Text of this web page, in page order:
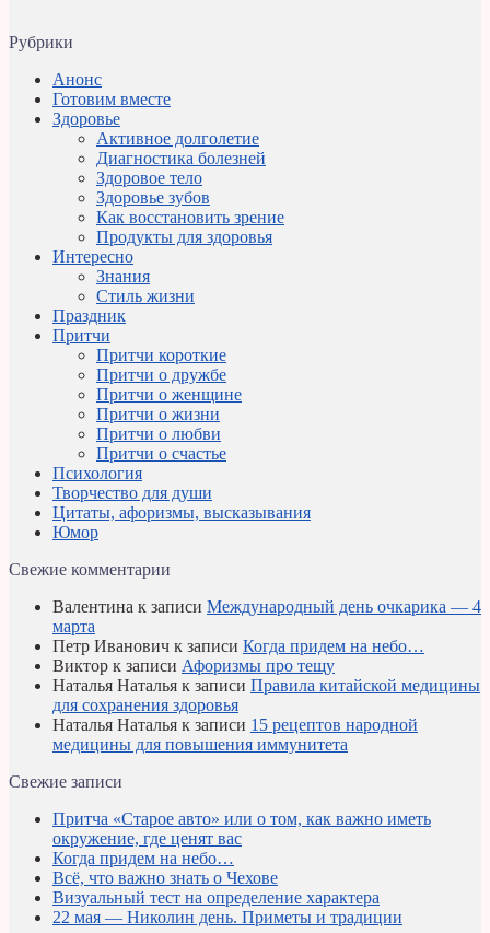
Рубрики
Анонс
Готовим вместе
Здоровье
Активное долголетие
Диагностика болезней
Здоровое тело
Здоровье зубов
Как восстановить зрение
Продукты для здоровья
Интересно
Знания
Стиль жизни
Праздник
Притчи
Притчи короткие
Притчи о дружбе
Притчи о женщине
Притчи о жизни
Притчи о любви
Притчи о счастье
Психология
Творчество для души
Цитаты, афоризмы, высказывания
Юмор
Свежие комментарии
Валентина к записи Международный день очкарика — 4
марта
Петр Иванович к записи Когда придем на небо…
Виктор к записи Афоризмы про тещу
Наталья Наталья к записи Правила китайской медицины
для сохранения здоровья
Наталья Наталья к записи 15 рецептов народной
медицины для повышения иммунитета
Свежие записи
Притча «Старое авто» или о том, как важно иметь
окружение, где ценят вас
Когда придем на небо…
Всё, что важно знать о Чехове
Визуальный тест на определение характера
22 мая — Николин день. Приметы и традиции